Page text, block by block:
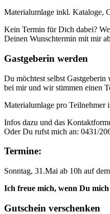
Materialumlage inkl. Kataloge,
Kein Termin für Dich dabei?
Deinen Wunschtermin mit mir
Gastgeberin werden
Du möchtest selbst
bei mir und wir stimmen einen
Materialumlage pro Teilnehmer
Infos dazu und das
Oder Du rufst mich an: 0431/
Termine:
Sonntag, 31.Mai ab 10h auf
Ich freue mich, wenn Du
Gutschein verschenken